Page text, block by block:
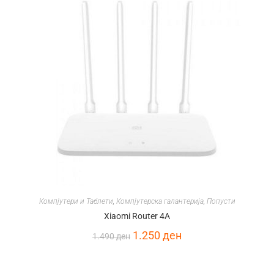
Компјутери и Таблети Компјутерска галантерија, Попусти
Xiaomi Router 4A
1.490ден 1.250ден